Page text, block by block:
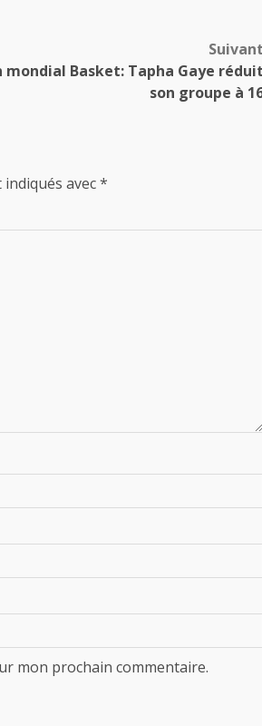
Suivant
Basket: Tapha Gaye réduit
son groupe à
avec*
mon prochain commentaire.